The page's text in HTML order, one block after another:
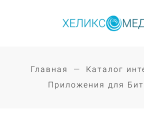
Главная
Каталог
Приложения для